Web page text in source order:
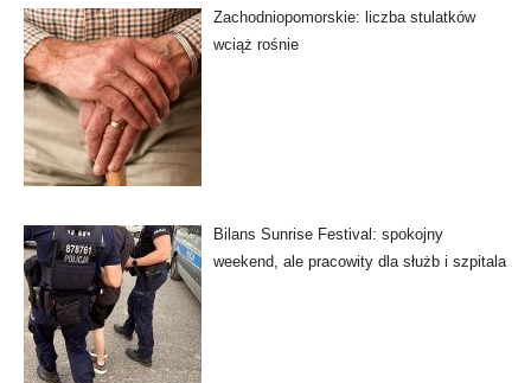
Zachodniopomorskie: liczba stulatków
wciąż rośnie
Bilans Sunrise Festival: spokojny
weekend, ale pracowity dla służb i szpitala